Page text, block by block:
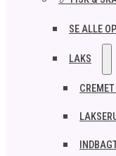
SE ALLE
LAKS